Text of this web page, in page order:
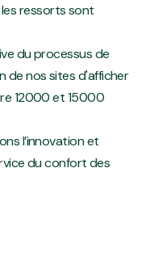
les ressorts sont
du processus de
de nos sites d'afficher
12000 et 15000
l’innovation et
du confort des